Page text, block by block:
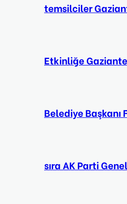
temsilciler
Etkinliğe
Belediye Başkanı
sıra AK Parti